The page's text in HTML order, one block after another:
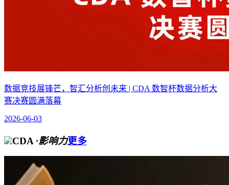
数据竞技展锋芒，智汇分析创未来 | CDA 数智杯数据分析大
赛决赛圆满落幕
2026-06-03
CDA ·影响力更多